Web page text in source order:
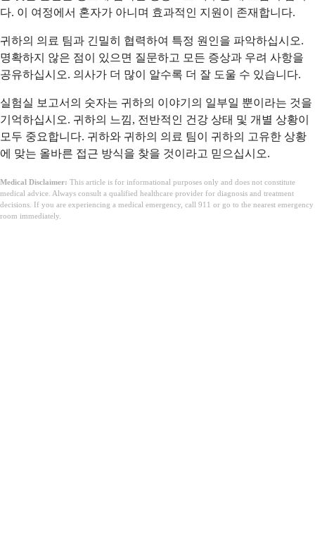
다. 이 여정에서 혼자가 아니며 효과적인 지원이 존재합니다.
귀하의 의료 팀과 긴밀히 협력하여 특정 원인을 파악하십시오.
명확하지 않은 점이 있으면 질문하고 모든 증상과 우려 사항을
공유하십시오. 의사가 더 많이 알수록 더 잘 도울 수 있습니다.
실험실 보고서의 숫자는 귀하의 이야기의 일부일 뿐이라는 것을
기억하십시오. 귀하의 느낌, 전반적인 건강 상태 및 개별 상황이
모두 중요합니다. 귀하와 귀하의 의료 팀이 귀하의 고유한 상황
에 맞는 올바른 접근 방식을 찾을 것이라고 믿으십시오.
Medical Disclaimer: This article is for informational purposes only and does not constitute
medical advice. Always consult a qualified healthcare provider for diagnosis and treatment
decisions. If you are experiencing a medical emergency, call 911 or go to the nearest emergency
room immediately.